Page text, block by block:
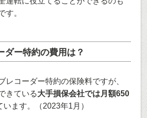
す。
ダー特約の費用は？
レコーダー特約の保険料ですが、
きている大手損保会社では月額650
います。（2023年1月）